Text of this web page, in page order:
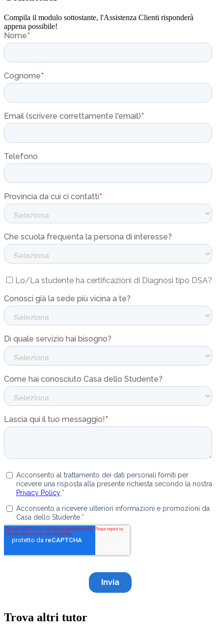
Compila il modulo sottostante, l'Assistenza Clienti risponderà
appena possibile!
Trova altri tutor